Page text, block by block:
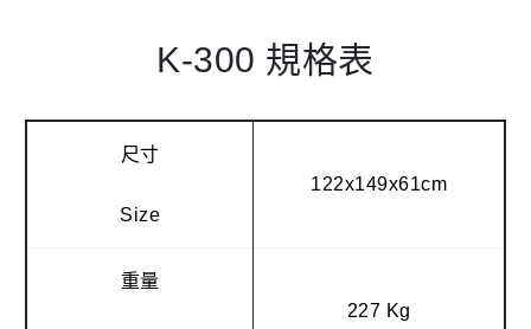
K-300 規格表
尺寸
Size
122x149x61cm
重量
227 Kg